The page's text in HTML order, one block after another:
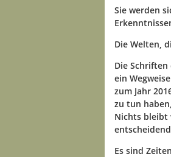
Sie werden
Die Welten,
Die Schriften
ein
zum Jahr
zu tun
Nichts bleibt
Es sind